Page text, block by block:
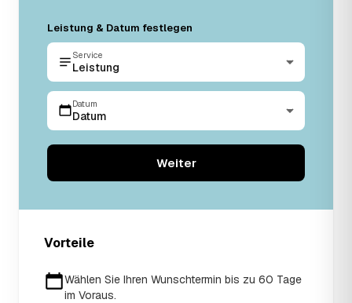
Leistung & Datum festlegen
Service
Leistung
Datum
Datum
Weiter
Vorteile
Wählen Sie Ihren Wunschtermin bis zu 60 Tage
im Voraus.